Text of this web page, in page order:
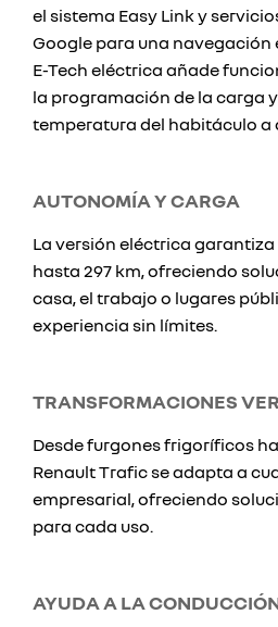
el sistema Easy Link y
Google para una navegación
E-Tech eléctrica añade
la programación de la carga
temperatura del habitáculo a
AUTONOMÍA Y CARGA
La versión eléctrica
hasta 297 km, ofreciendo
casa, el trabajo o lugares
experiencia sin límites.
TRANSFORMACIONES
Desde furgones frigoríficos
Renault Trafic se adapta a
empresarial, ofreciendo
para cada uso.
AYUDA A LA